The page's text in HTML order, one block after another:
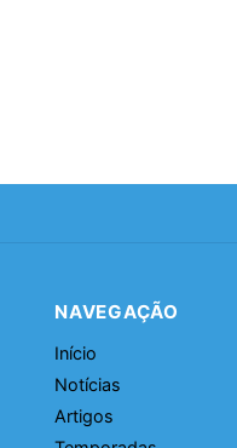
NAVEGAÇÃO
Início
Notícias
Artigos